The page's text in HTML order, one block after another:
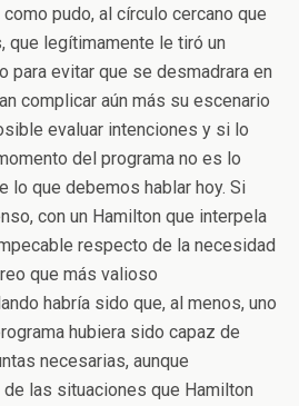
pudo, al círculo cercano que
que legítimamente le tiró un
para evitar que se desmadrara en
complicar aún más su escenario
evaluar intenciones y si lo
del programa no es lo
lo que debemos hablar hoy. Si
con un Hamilton que interpela
respecto de la necesidad
que más valioso
habría sido que, al menos, uno
hubiera sido capaz de
necesarias, aunque
las situaciones que Hamilton